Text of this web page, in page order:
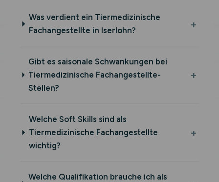
Was verdient ein Tiermedizinische
Fachangestellte in Iserlohn?
Gibt es saisonale Schwankungen bei
Tiermedizinische Fachangestellte-
Stellen?
Welche Soft Skills sind als
Tiermedizinische Fachangestellte
wichtig?
Welche Qualifikation brauche ich als